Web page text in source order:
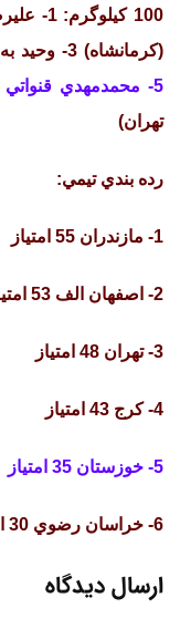
(كرمانشاه) 3- وحيد به‌صالح (همدان) و عابد مرادمند (مازندران)
5- محمدمهدي قنواتي (خوزستان)
تهران)
رده بندي تيمي:
1- مازندران 55 امتياز
2- اصفهان الف 53 امتياز
3- تهران 48 امتياز
4- كرج 43 امتياز
5- خوزستان 35 امتياز
6- خراسان رضوي 30 امتياز
ارسال دیدگاه